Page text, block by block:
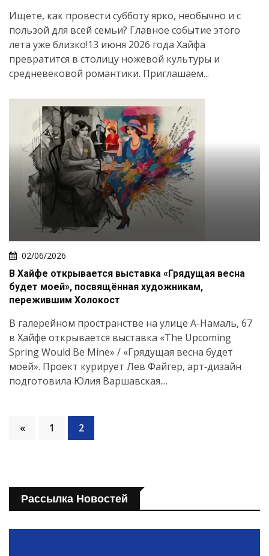
Ищете, как провести субботу ярко, необычно и с
пользой для всей семьи? Главное событие этого
лета уже близко!13 июня 2026 года Хайфа
превратится в столицу ножевой культуры и
средневековой романтики. Приглашаем...
02/06/2026
В Хайфе открывается выставка «Грядущая весна
будет моей», посвящённая художникам,
пережившим Холокост
В галерейном пространстве на улице А-Намаль, 67
в Хайфе открывается выставка «The Upcoming
Spring Would Be Mine» / «Грядущая весна будет
моей». Проект курирует Лев Файгер, арт‑дизайн
подготовила Юлия Варшавская....
« 1 2
Рассылка Новостей